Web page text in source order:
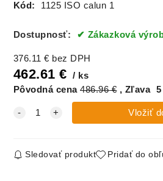
Kód: 1125 ISO calun 1
Dostupnosť: Zákazková
376.11 € bez DPH
462.61 €
ks
Pôvodná cena 486.96€ Zľava 5
Sledovať produkt Pridať do